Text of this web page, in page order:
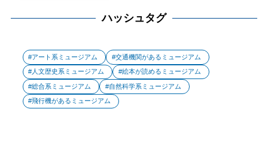
ハッシュタグ
アート系ミュージアム 交通機関があるミュージアム
人文歴史系ミュージアム 絵本が読めるミュージアム
総合系ミュージアム 自然科学系ミュージアム
飛行機があるミュージアム